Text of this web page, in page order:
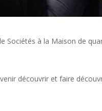
Sociétés à la Maison de
découvrir et faire